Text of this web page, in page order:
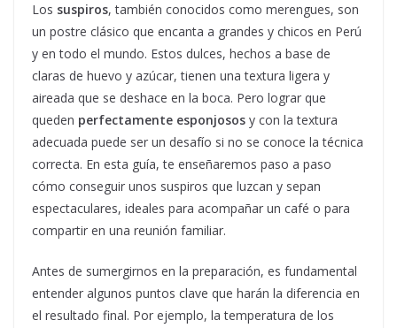
Los suspiros, también conocidos como merengues, son
un postre clásico que encanta a grandes y chicos en Perú
y en todo el mundo. Estos dulces, hechos a base de
claras de huevo y azúcar, tienen una textura ligera y
aireada que se deshace en la boca. Pero lograr que
queden perfectamente esponjosos y con la textura
adecuada puede ser un desafío si no se conoce la técnica
correcta. En esta guía, te enseñaremos paso a paso
cómo conseguir unos suspiros que luzcan y sepan
espectaculares, ideales para acompañar un café o para
compartir en una reunión familiar.
Antes de sumergirnos en la preparación, es fundamental
entender algunos puntos clave que harán la diferencia en
el resultado final. Por ejemplo, la temperatura de los